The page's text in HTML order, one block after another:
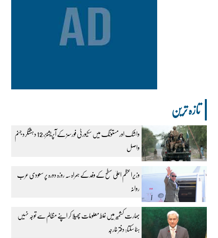
تازہ ترین
واشک اور مستونگ میں سکیورٹی فورسز کے آپریشنز، 12 دہشتگرد جہنم
واصل
وزیراعظم اعلیٰ سطح کے وفد کے ہمراہ سہ روزہ دورہ پر سعودی عرب
روانہ
بھارت کشمیر میں غلط معلومات پھیلا کر اپنے مظالم سے توجہ نہیں
ہٹا سکتا: دفتر خارجہ